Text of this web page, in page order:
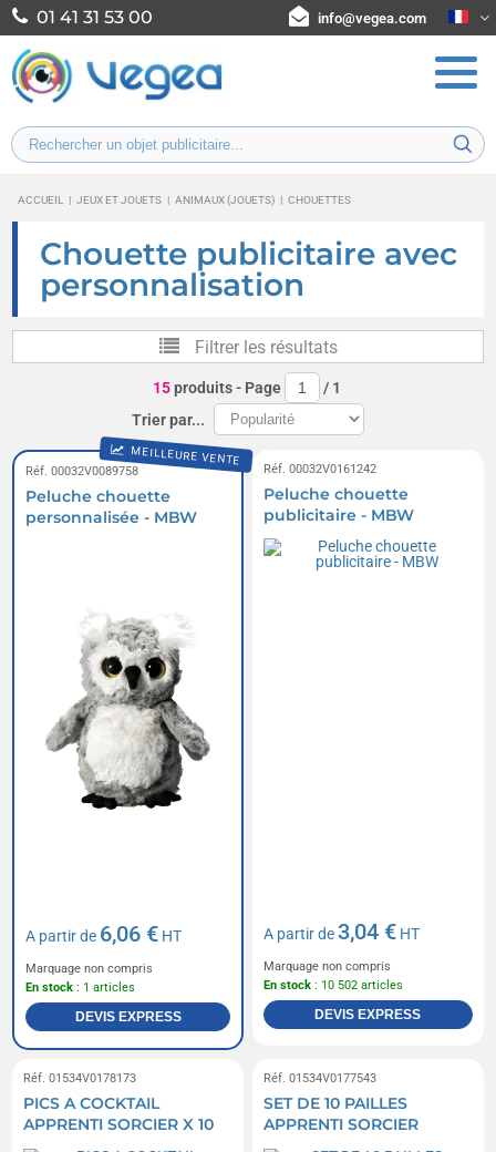
01 41 31 53 00 info@vegea.com
ACCUEIL | JEUX ET JOUETS | ANIMAUX (JOUETS) | CHOUETTES
Chouette publicitaire avec
personnalisation
Filtrer les résultats
15produits- Page / 1
Trier par...
MEILLEURE VENTE
Réf. 00032V0089758
Peluche chouette
personnalisée - MBW
A partir de 6,06 € HT
Marquage non compris
En stock : 1 articles
DEVIS EXPRESS
Réf. 00032V0161242
Peluche chouette
publicitaire - MBW
A partir de3,04 € HT
Marquage non compris
En stock : 10 502 articles
DEVIS EXPRESS
Réf. 01534V0178173
PICS A COCKTAIL
APPRENTI SORCIER X 10
Réf. 01534V0177543
SET DE 10 PAILLES
APPRENTI SORCIER